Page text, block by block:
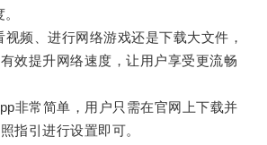
、进行网络游戏还是下载大文件，
效提升网络速度，让用户享受更流畅
常简单，用户只需在官网上下载并
指引进行设置即可。